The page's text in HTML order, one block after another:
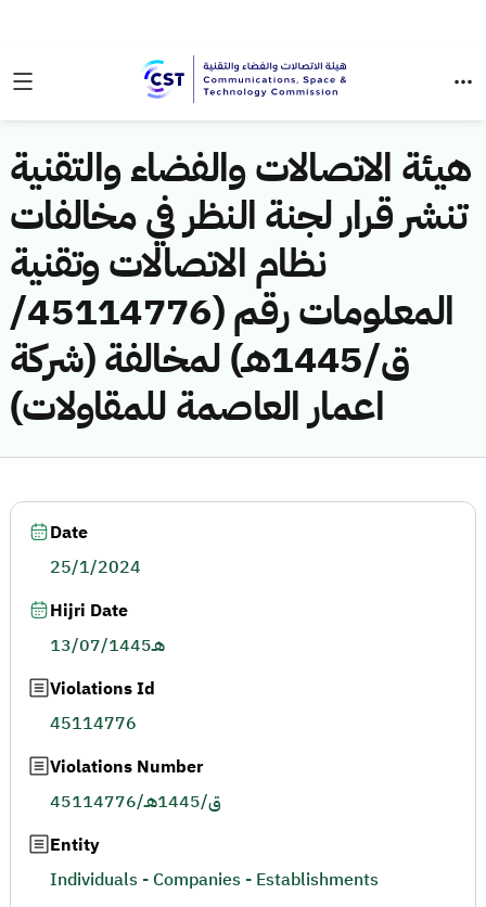
هيئة الاتصالات والفضاء والتقنية
تنشر قرار لجنة النظر في مخالفات
نظام الاتصالات وتقنية
المعلومات رقم (45114776/
ق/1445هـ) لمخالفة (شركة
اعمار العاصمة للمقاولات)
Date
25/1/2024
Hijri Date
13/07/1445هـ
Violations Id
45114776
Violations Number
45114776/ق/1445هـ
Entity
Individuals - Companies - Establishments